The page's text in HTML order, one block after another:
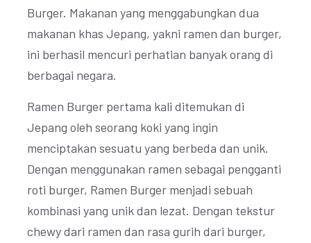
Burger. Makanan yang menggabungkan dua
makanan khas Jepang, yakni ramen dan burger,
ini berhasil mencuri perhatian banyak orang di
berbagai negara.
Ramen Burger pertama kali ditemukan di
Jepang oleh seorang koki yang ingin
menciptakan sesuatu yang berbeda dan unik.
Dengan menggunakan ramen sebagai pengganti
roti burger, Ramen Burger menjadi sebuah
kombinasi yang unik dan lezat. Dengan tekstur
chewy dari ramen dan rasa gurih dari burger,